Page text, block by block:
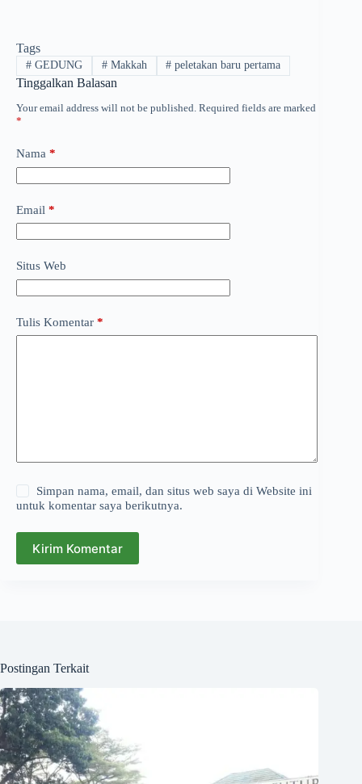
Tags
#GEDUNG #Makkah # peletakan baru pertama
Tinggalkan Balasan
Your email address will not be published. Required fields are marked
*
Nama *
Email *
Situs Web
Tulis Komentar *
Simpan nama, email, dan situs web saya di Website ini
untuk komentar saya berikutnya.
Kirim Komentar
Postingan Terkait